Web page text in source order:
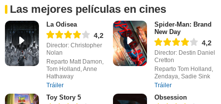
Las mejores películas en cines
La Odisea
4,2
Director: Christopher
Nolan
Reparto Matt Damon,
Tom Holland, Anne
Hathaway
Tráiler
Spider-Man: Brand
New Day
4,2
Director: Destin Daniel
Cretton
Reparto Tom Holland,
Zendaya, Sadie Sink
Tráiler
Toy Story 5 Obsession